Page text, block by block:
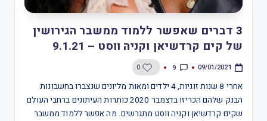
3 דברים שאפשר ללמוד ממשבר הגירושין
של קים קרדשיאן וקניה ווסט – 9.1.21
09/01/2021
9
0
אחרי 8 שנות זוגיות, 4 ילדים ומאות מליונים שנצברו בחשבונות
הבנק שלהם הכריזו בדצמבר 2020 כותרות העיתונים ברחבי העולם
שקים קרדשיאן וקניה ווסט מתגרשים. מה אפשר ללמוד ממשבר